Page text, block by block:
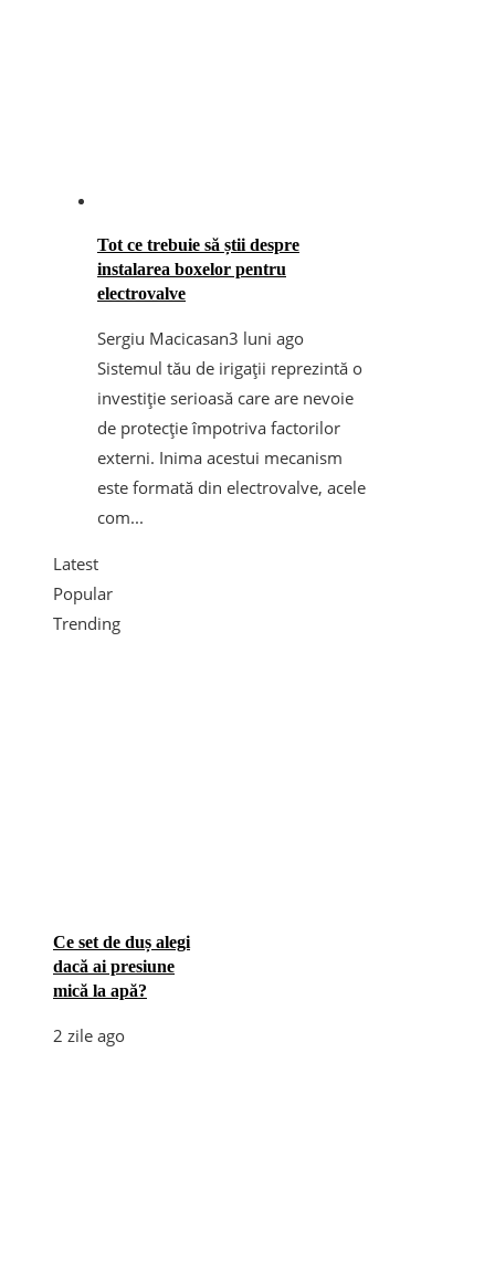
Tot ce trebuie să știi despre
instalarea boxelor pentru
electrovalve
Sergiu Macicasan3 luni ago
Sistemul tău de irigații reprezintă o
investiție serioasă care are nevoie
de protecție împotriva factorilor
externi. Inima acestui mecanism
este formată din electrovalve, acele
com...
Latest
Popular
Trending
Ce set de duș alegi
dacă ai presiune
mică la apă?
2 zile ago